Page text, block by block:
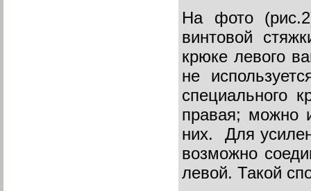
На фото
винтовой
крюке левого
не
специального
правая; можно
них. Для
возможно
левой. Такой